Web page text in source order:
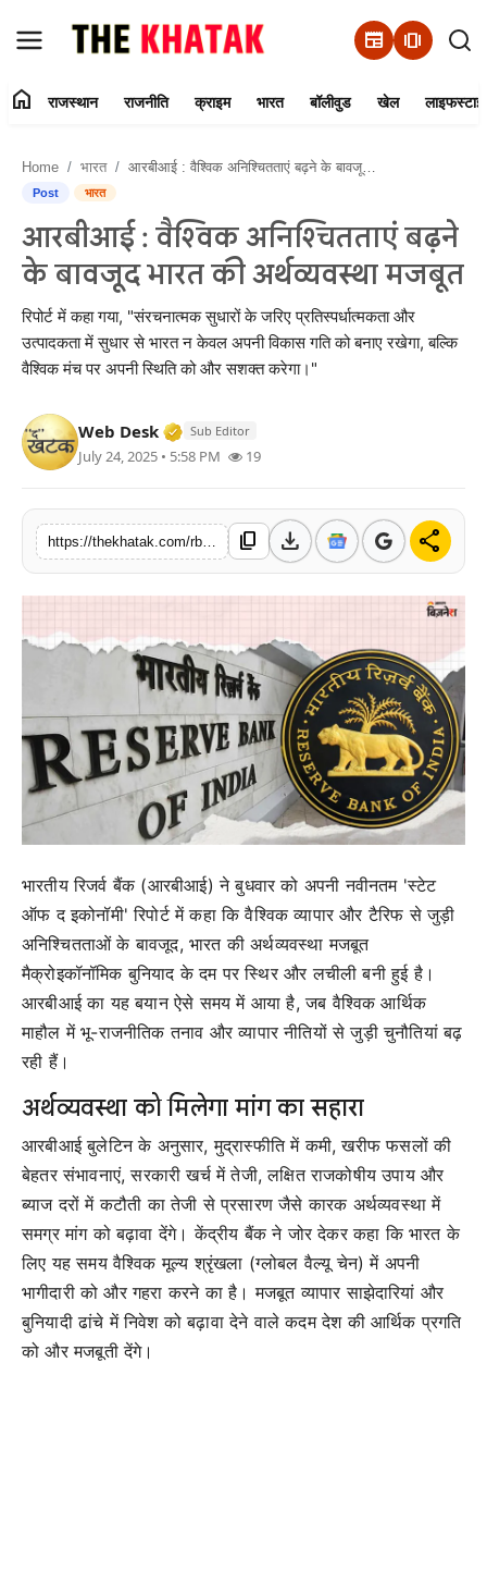
newspaper amp_stories
Contact Us
राजस्थान
क्राइम
बॉलीवुड
खेल
लाइफस्टाइल
home राजस्थान राजनीति क्राइम भारत बॉलीवुड खेल
Home भारत आरबीआई : वैश्विक अनिश्चितताएं बढ़ने के बावजूद भारत की अर्थव्यवस्था मजबूत
Post भारत
आरबीआई : वैश्विक अनिश्चितताएं बढ़ने
के बावजूद भारत की अर्थव्यवस्था मजबूत
रिपोर्ट में कहा गया, "संरचनात्मक सुधारों के जरिए प्रतिस्पर्धात्मकता और
उत्पादकता में सुधार से भारत न केवल अपनी विकास गति को बनाए रखेगा, बल्कि
वैश्विक मंच पर अपनी स्थिति को और सशक्त करेगा।"
Web Desk Verified Media or Organization • 11
Sub Editor
July 24, 2025 • 5:58 PM 19
content_copy download share
भारतीय रिजर्व बैंक (आरबीआई) ने बुधवार को अपनी नवीनतम 'स्टेट
ऑफ द इकोनॉमी' रिपोर्ट में कहा कि वैश्विक व्यापार और टैरिफ से जुड़ी
अनिश्चितताओं के बावजूद, भारत की अर्थव्यवस्था मजबूत
मैक्रोइकॉनॉमिक बुनियाद के दम पर स्थिर और लचीली बनी हुई है।
आरबीआई का यह बयान ऐसे समय में आया है, जब वैश्विक आर्थिक
माहौल में भू-राजनीतिक तनाव और व्यापार नीतियों से जुड़ी चुनौतियां बढ़
रही हैं।
अर्थव्यवस्था को मिलेगा मांग का सहारा
आरबीआई बुलेटिन के अनुसार, मुद्रास्फीति में कमी, खरीफ फसलों की
बेहतर संभावनाएं, सरकारी खर्च में तेजी, लक्षित राजकोषीय उपाय और
ब्याज दरों में कटौती का तेजी से प्रसारण जैसे कारक अर्थव्यवस्था में
समग्र मांग को बढ़ावा देंगे। केंद्रीय बैंक ने जोर देकर कहा कि भारत के
लिए यह समय वैश्विक मूल्य श्रृंखला (ग्लोबल वैल्यू चेन) में अपनी
भागीदारी को और गहरा करने का है। मजबूत व्यापार साझेदारियां और
बुनियादी ढांचे में निवेश को बढ़ावा देने वाले कदम देश की आर्थिक प्रगति
को और मजबूती देंगे।